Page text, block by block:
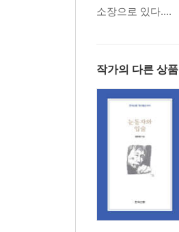
소장으로 있다....
작가의 다른 상품